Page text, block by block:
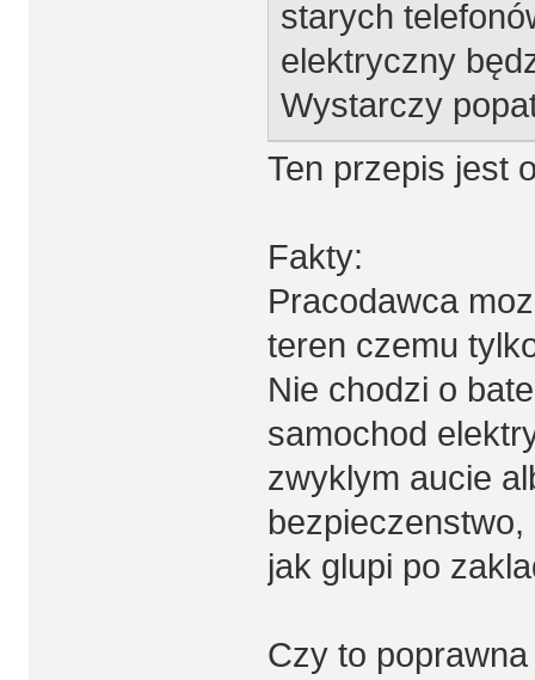
starych
elektryczny
Wystarczy
Ten przepis jest
Fakty:
Pracodawca
teren czemu
Nie chodzi o
samochod
zwyklym aucie
jak glupi po
Czy to